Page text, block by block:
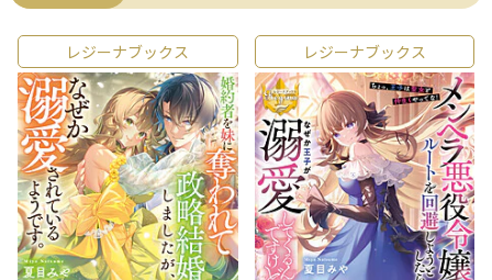
レジーナブックス レジーナブックス